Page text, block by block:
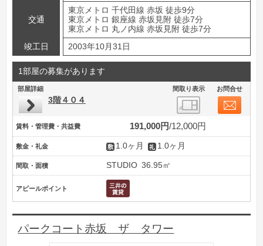
交通
東京メトロ 千代田線 赤坂 徒歩9分
東京メトロ 銀座線 赤坂見附 徒歩7分
東京メトロ 丸ノ内線 赤坂見附 徒歩7分
竣工日
2003年10月31日
1部屋の募集があります
部屋詳細 間取り表示 お問合せ
3階４０４
賃料・管理費・共益費 191,000円 12,000円
敷金・礼金 1.0ヶ月 1.0ヶ月
間取・面積 STUDIO 36.95㎡
アピールポイント
パークコート赤坂 ザ タワー